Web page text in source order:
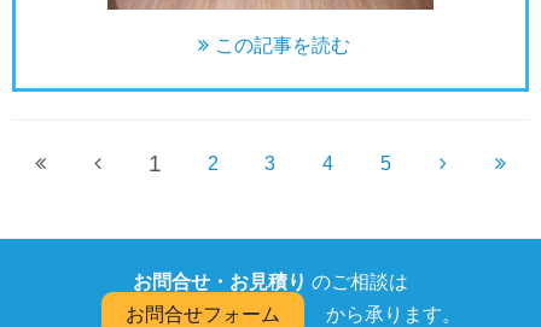
この記事を読む
1 2 3 4 5
お問合せ・お見積り のご相談は
お問合せフォーム
から承ります。